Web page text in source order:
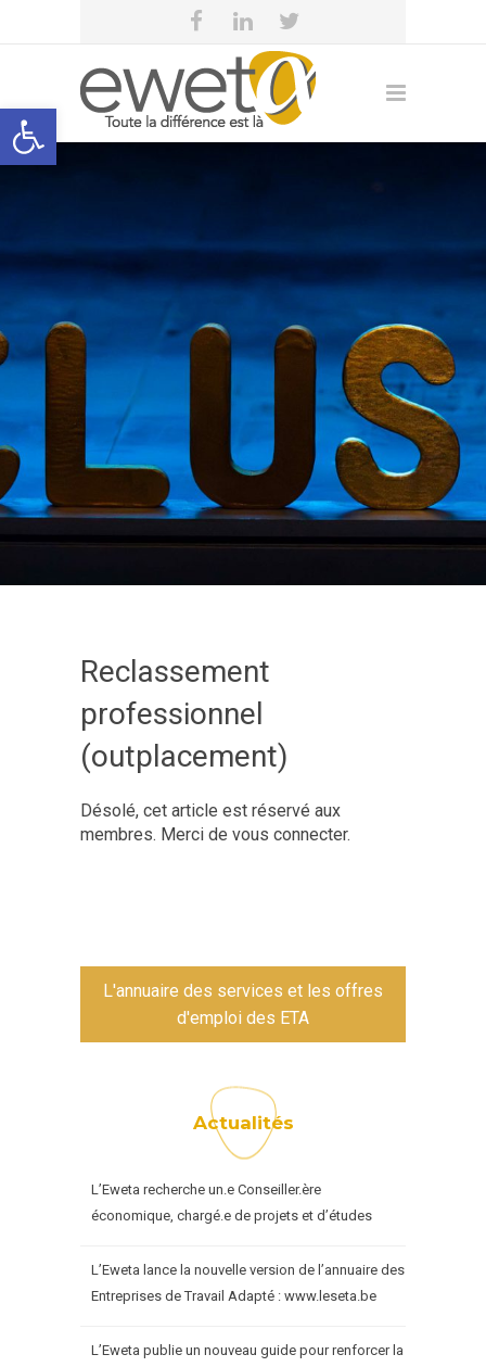
Open toolbar
eweta
Reclassement
professionnel
(outplacement)
Désolé, cet article est réservé aux
membres. Merci de vous connecter.
L'annuaire des services et les offres
d'emploi des ETA
Actualités
L’Eweta recherche un.e Conseiller.ère
économique, chargé.e de projets et d’études
L’Eweta lance la nouvelle version de l’annuaire des
Entreprises de Travail Adapté : www.leseta.be
L’Eweta publie un nouveau guide pour renforcer la